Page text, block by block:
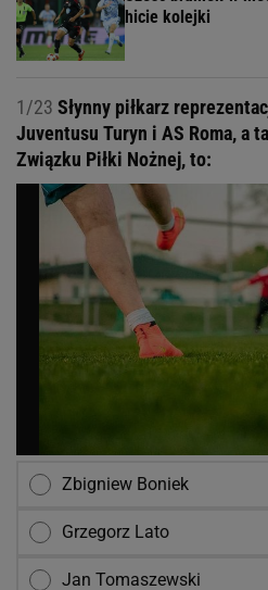
hicie kolejki
1/23 Słynny piłkarz
Juventusu Turyn i AS Roma, a
Związku Piłki Nożnej, to:
Zbigniew Boniek
Grzegorz Lato
Jan Tomaszewski